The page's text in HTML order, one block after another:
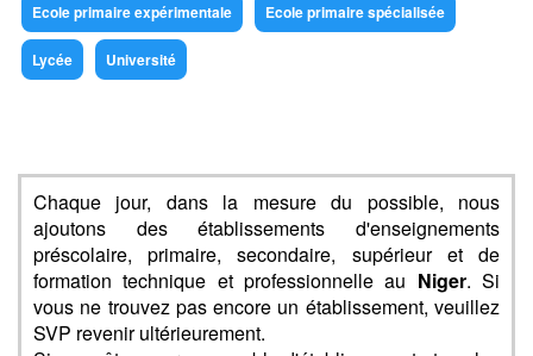
Ecole primaire expérimentale Ecole primaire spécialisée
Lycée Université
Chaque jour, dans la mesure du possible, nous
ajoutons des établissements d'enseignements
préscolaire, primaire, secondaire, supérieur et de
formation technique et professionnelle au Niger. Si
vous ne trouvez pas encore un établissement, veuillez
SVP revenir ultérieurement.